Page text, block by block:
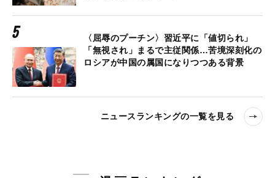
〈屈辱のプーチン〉習近平に「値切られ」
「無視され」まるで主従関係…苦境深刻化の
ロシアが中国の属国になりつつある背景
ニュースランキングの一覧を見る